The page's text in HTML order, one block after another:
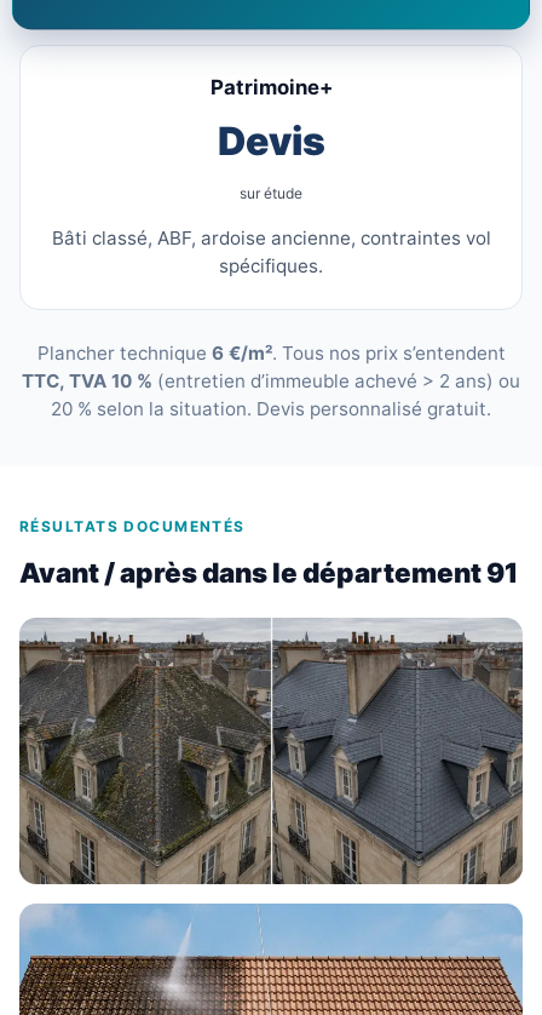
Patrimoine+
Devis
sur étude
Bâti classé, ABF, ardoise ancienne, contraintes vol
spécifiques.
Plancher technique 6 €/m². Tous nos prix s’entendent
TTC, TVA 10 % (entretien d’immeuble achevé > 2 ans) ou
20 % selon la situation. Devis personnalisé gratuit.
RÉSULTATS DOCUMENTÉS
Avant / après dans le département 91